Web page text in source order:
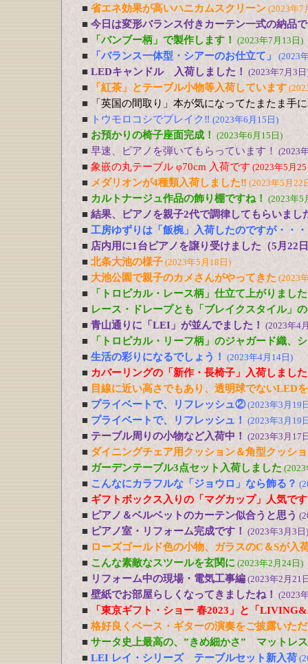
■ 省エネ効果が高いハニカムスクリーン (2023年7
■ 今日は変形バランス付きカーテン一式の納品
■
「バンブー柄」で製作します！ (2023年7月13日)
■ 「バランス一体型・シアーのお仕立て」 (2023
■ LEDキャンドル 入荷しました！ (2023年7月3日
■ 「紅茶」とテーブル小物等入荷しています
■
「英国の間取り」本が気になってたまたま手
■
トウモロコシでブレイク‼ (2023年6月15日)
■ お預かりの椅子座面完成！ (2023年6月15日)
■ 早速、ピアノを弾いてもらっています！ (2023
■ 象嵌の丸テーブル φ70cm 入荷です (2023年5月
■ メダリオンが4種類入荷しました‼ (2023年5月22
■ カルトナージュ作品の飾り棚ですね！ (2023年5
■ 結果、ピアノを親子2代で調律してもらいまし
■ 工房ゆずりは「飯椀」入荷したのですが・・・
■ 店内用に1台ピアノを譲り受けました（5月22
■ 北条大池の様子 (2023年5月18日)
■ 大池公園で親子のカメさんがやってきた (2023
■ 「トロピカル・レース柄」仕立て上がりました
■ レース・ドレープとも「ブレイクスタイル」
■ 青山通りに「LEI」が並んでました！ (2023年4
■
「トロピカル・リーフ柄」のジャガード織、
■ 生活の彩りになるでしょう！ (2023年4月14日)
■ カバーリングの「新作・長椅子」入荷しまし
■ 目線に近い高さでもあり、透明球でないLED
■ プライベートで、リフレッシュ② (2023年3月19
■ プライベートで、リフレッシュ！ (2023年3月19
■ テーブル周りの小物など入荷中！ (2023年3月17
■ ダイニングチェア用クッション＆角型クッシ
■ ガーデンテーブル3点セット入荷しました
■ こんなにカラフルな「ジョウロ」なら飾る？
■ ギフトボックス入りの「マグカップ」人気で
■ ピアノ＆ベルベットのカーテン似合うと思う
■ ピアノ室・リフォーム完成です！ (2023年3月3日)
■ ローズゴールド色の小物、ガラスのC＆Sが入
■ こんな素敵なスツールを玄関に (2023年2月24日)
■ リフォーム中の現場・電気工事編 (2023年2月21
■ 壁紙でお部屋らしくなってきましたね！ (2023
■
「東京ギフト・ショー 春2023」と「
■ 格好良くベース・ギターの演奏をご披露いた
■ サータ史上最高の、”きめ細かさ” マットレ
■ LEI レイ・シリーズ テーブルセット新入荷